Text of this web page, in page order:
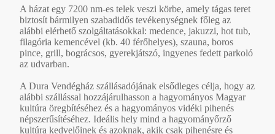
A házat egy 7200 nm-es telek veszi körbe, amely tágas teret
biztosít bármilyen szabadidős tevékenységnek főleg az
alábbi elérhető szolgáltatásokkal: medence, jakuzzi, hot tub,
filagória kemencével (kb. 40 férőhelyes), szauna, boros
pince, grill, bográcsos, gyerekjátszó, ingyenes fedett parkoló
az udvarban.
A Dura Vendégház szállásadójának elsődleges célja, hogy az
alábbi szállással hozzájárulhasson a hagyományos Magyar
kultúra öregbítéséhez és a hagyományos vidéki pihenés
népszerűsítéséhez. Ideális hely mind a hagyományőrző
kultúra kedvelőinek és azoknak, akik csak pihenésre és